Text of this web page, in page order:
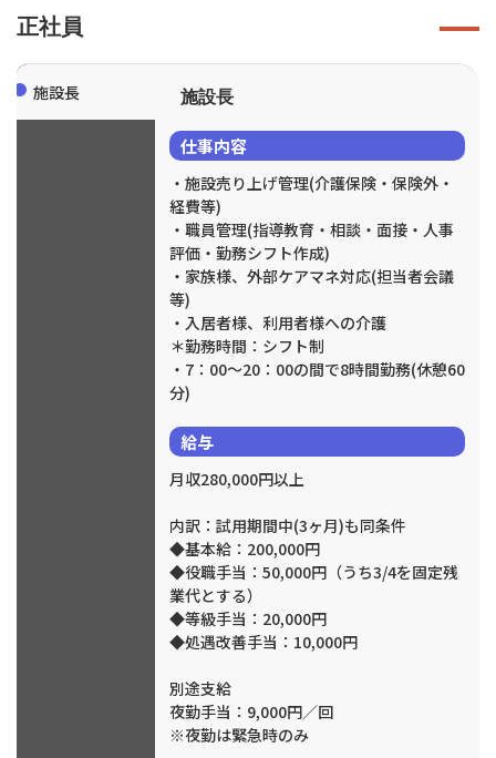
正社員
施設長 施設長
仕事内容
・施設売り上げ管理(介護保険・保険外・
経費等)
・職員管理(指導教育・相談・面接・人事
評価・勤務シフト作成)
・家族様、外部ケアマネ対応(担当者会議
等)
・入居者様、利用者様への介護
＊勤務時間：シフト制
・7：00～20：00の間で8時間勤務(休憩60
分)
給与
月収280,000円以上
内訳：試用期間中(3ヶ月)も同条件
◆基本給：200,000円
◆役職手当：50,000円（うち3/4を固定残
業代とする）
◆等級手当：20,000円
◆処遇改善手当：10,000円
別途支給
夜勤手当：9,000円／回
※夜勤は緊急時のみ